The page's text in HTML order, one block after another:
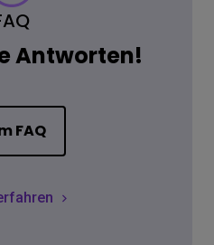
Antworten!
FAQ